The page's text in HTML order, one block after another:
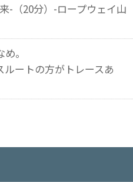
-（20分）-ロープウェイ山
。
ートの方がトレースあ